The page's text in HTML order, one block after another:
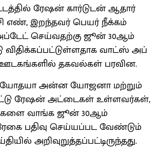
ரேஷன் கார்டுடன் ஆதார்
எண், இறந்தவர் பெயர் நீக்கம்
செய்வதற்கு ஜூன் 30ஆம்
விதிக்கப்பட்டுள்ளதாக வாட்ஸ் அப்
ஊடகங்களில் தகவல்கள் பரவின.
அன்ன யோஜனா மற்றும்
ரேஷன் அட்டைகள் உள்ளவர்கள்,
வாங்க ஜூன் 30ஆம்
பதிவு செய்யப்பட வேண்டும்
அறிவுறுத்தப்பட்டிருந்தது.